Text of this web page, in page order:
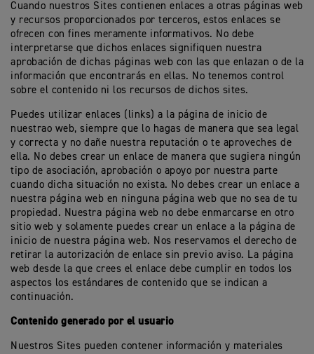
Cuando nuestros Sites contienen enlaces a otras páginas web
y recursos proporcionados por terceros, estos enlaces se
ofrecen con fines meramente informativos. No debe
interpretarse que dichos enlaces signifiquen nuestra
aprobación de dichas páginas web con las que enlazan o de la
información que encontrarás en ellas. No tenemos control
sobre el contenido ni los recursos de dichos sites.
Puedes utilizar enlaces (links) a la página de inicio de
nuestrao web, siempre que lo hagas de manera que sea legal
y correcta y no dañe nuestra reputación o te aproveches de
ella. No debes crear un enlace de manera que sugiera ningún
tipo de asociación, aprobación o apoyo por nuestra parte
cuando dicha situación no exista. No debes crear un enlace a
nuestra página web en ninguna página web que no sea de tu
propiedad. Nuestra página web no debe enmarcarse en otro
sitio web y solamente puedes crear un enlace a la página de
inicio de nuestra página web. Nos reservamos el derecho de
retirar la autorización de enlace sin previo aviso. La página
web desde la que crees el enlace debe cumplir en todos los
aspectos los estándares de contenido que se indican a
continuación.
Contenido generado por el usuario
Nuestros Sites pueden contener información y materiales